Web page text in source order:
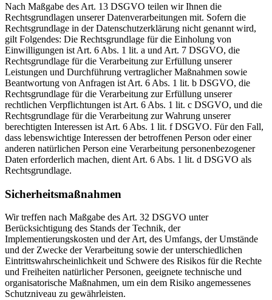
Nach Maßgabe des Art. 13 DSGVO teilen wir Ihnen die
Rechtsgrundlagen unserer Datenverarbeitungen mit. Sofern die
Rechtsgrundlage in der Datenschutzerklärung nicht genannt wird,
gilt Folgendes: Die Rechtsgrundlage für die Einholung von
Einwilligungen ist Art. 6 Abs. 1 lit. a und Art. 7 DSGVO, die
Rechtsgrundlage für die Verarbeitung zur Erfüllung unserer
Leistungen und Durchführung vertraglicher Maßnahmen sowie
Beantwortung von Anfragen ist Art. 6 Abs. 1 lit. b DSGVO, die
Rechtsgrundlage für die Verarbeitung zur Erfüllung unserer
rechtlichen Verpflichtungen ist Art. 6 Abs. 1 lit. c DSGVO, und die
Rechtsgrundlage für die Verarbeitung zur Wahrung unserer
berechtigten Interessen ist Art. 6 Abs. 1 lit. f DSGVO. Für den Fall,
dass lebenswichtige Interessen der betroffenen Person oder einer
anderen natürlichen Person eine Verarbeitung personenbezogener
Daten erforderlich machen, dient Art. 6 Abs. 1 lit. d DSGVO als
Rechtsgrundlage.
Sicherheitsmaßnahmen
Wir treffen nach Maßgabe des Art. 32 DSGVO unter
Berücksichtigung des Stands der Technik, der
Implementierungskosten und der Art, des Umfangs, der Umstände
und der Zwecke der Verarbeitung sowie der unterschiedlichen
Eintrittswahrscheinlichkeit und Schwere des Risikos für die Rechte
und Freiheiten natürlicher Personen, geeignete technische und
organisatorische Maßnahmen, um ein dem Risiko angemessenes
Schutzniveau zu gewährleisten.